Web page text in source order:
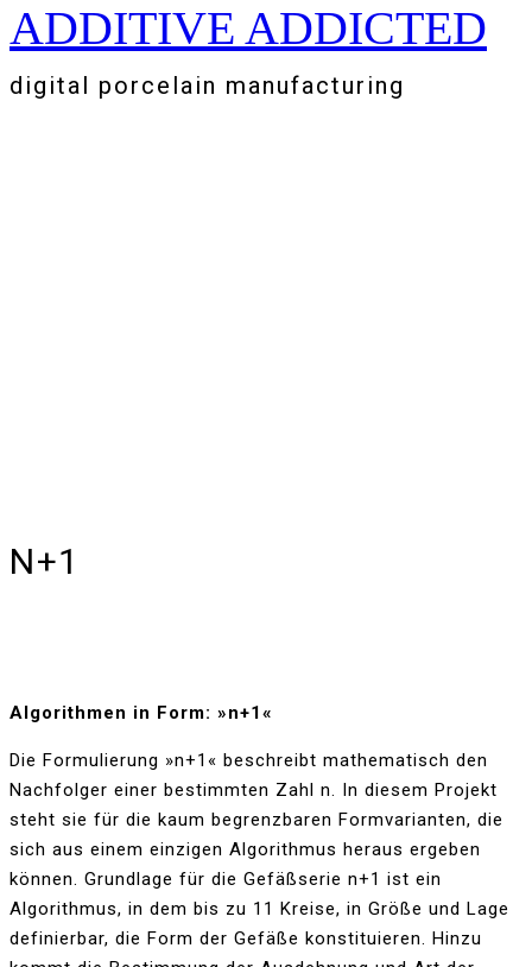
Zum
Inhalt
springen
ADDITIVE ADDICTED
digital porcelain manufacturing
N+1
Algorithmen in Form: »n+1«
Die Formulierung »n+1« beschreibt mathematisch den
Nachfolger einer bestimmten Zahl n. In diesem Projekt
steht sie für die kaum begrenzbaren Formvarianten, die
sich aus einem einzigen Algorithmus heraus ergeben
können. Grundlage für die Gefäßserie n+1 ist ein
Algorithmus, in dem bis zu 11 Kreise, in Größe und Lage
definierbar, die Form der Gefäße konstituieren. Hinzu